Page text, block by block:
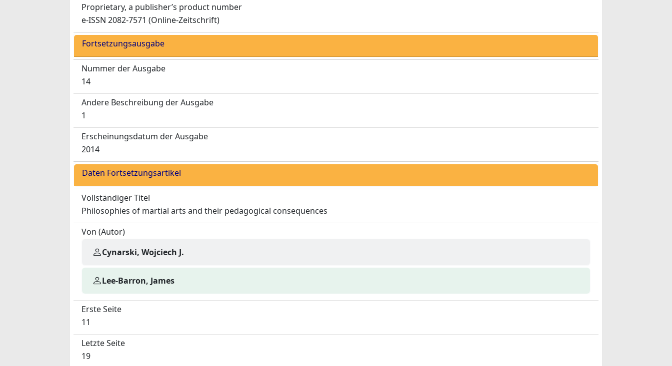
Proprietary, a publisher’s product number
e-ISSN 2082-7571 (Online-Zeitschrift)
Fortsetzungsausgabe
Nummer der Ausgabe
14
Andere Beschreibung der Ausgabe
1
Erscheinungsdatum der Ausgabe
2014
Daten Fortsetzungsartikel
Vollständiger Titel
Philosophies of martial arts and their pedagogical consequences
Von (Autor)
Cynarski, Wojciech J.
Lee-Barron, James
Erste Seite
11
Letzte Seite
19